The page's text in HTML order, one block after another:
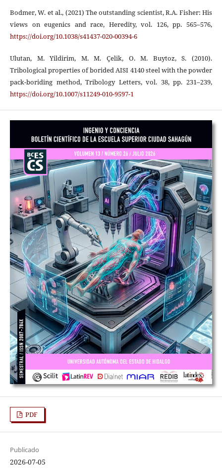
Bodmer, W. et al., (2021) The outstanding scientist, R.A. Fisher: His
views on eugenics and race, Heredity, vol. 126, pp. 565–576,
https://doi.org/10.1038/s41437-020-00394-6
Ulutan, M. Yildirim, M. M. Çelik, O. M. Buytoz, S. (2010).
Tribological properties of borided AISI 4140 steel with the powder
pack-boriding method, Tribology Letters, vol. 38, pp. 231–239,
https://doi.org/10.1007/s11249-010-9597-1
PDF
Publicado
2026-07-05